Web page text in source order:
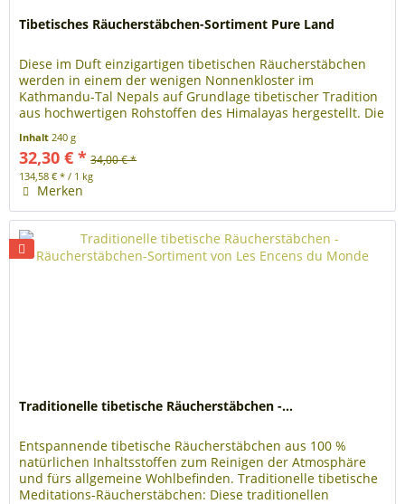
Tibetisches Räucherstäbchen-Sortiment Pure Land
Diese im Duft einzigartigen tibetischen Räucherstäbchen
werden in einem der wenigen Nonnenkloster im
Kathmandu-Tal Nepals auf Grundlage tibetischer Tradition
aus hochwertigen Rohstoffen des Himalayas hergestellt. Die
Inhalt 240 g
32,30 € * 34,00 € *
134,58 € * / 1 kg
Merken
Traditionelle tibetische Räucherstäbchen -...
Entspannende tibetische Räucherstäbchen aus 100 %
natürlichen Inhaltsstoffen zum Reinigen der Atmosphäre
und fürs allgemeine Wohlbefinden. Traditionelle tibetische
Meditations-Räucherstäbchen: Diese traditionellen